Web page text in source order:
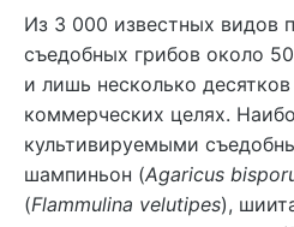
Из 3 000 известных видов
съедобных грибов около
и лишь несколько
коммерческих целях.
культивируемыми
шампиньон (Agaricus
(Flammulina velutipes),